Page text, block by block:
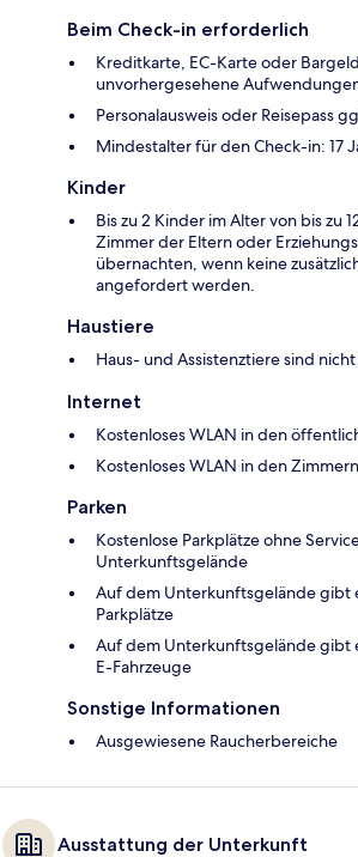
Beim Check-in erforderlich
Kreditkarte, EC-Karte oder
unvorhergesehene
Personalausweis oder Reisepass
Mindestalter für den Check-in: 17
Kinder
Bis zu 2 Kinder im Alter von bis zu
Zimmer der Eltern oder
übernachten, wenn keine
angefordert werden.
Haustiere
Haus- und Assistenztiere sind
Internet
Kostenloses WLAN in den
Kostenloses WLAN in den Zimmern
Parken
Kostenlose Parkplätze ohne
Unterkunftsgelände
Auf dem Unterkunftsgelände gibt
Parkplätze
Auf dem Unterkunftsgelände gibt
E-Fahrzeuge
Sonstige Informationen
Ausgewiesene Raucherbereiche
Ausstattung der Unterkunft